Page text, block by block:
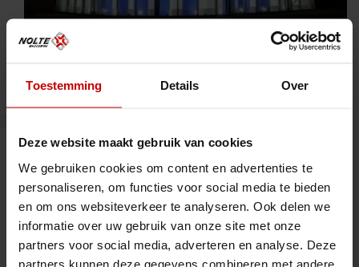
Toestemming Details Over
Deze website maakt gebruik van cookies
We gebruiken cookies om content en advertenties te
personaliseren, om functies voor social media te bieden
en om ons websiteverkeer te analyseren. Ook delen we
informatie over uw gebruik van onze site met onze
partners voor social media, adverteren en analyse. Deze
partners kunnen deze gegevens combineren met andere